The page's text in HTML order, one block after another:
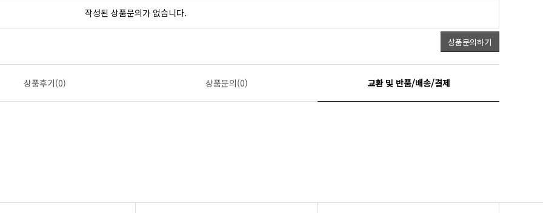
작성된 상품문의가 없습니다.
상품문의하기
상품후기(0) 상품문의(0) 교환 및 반품/배송/결제